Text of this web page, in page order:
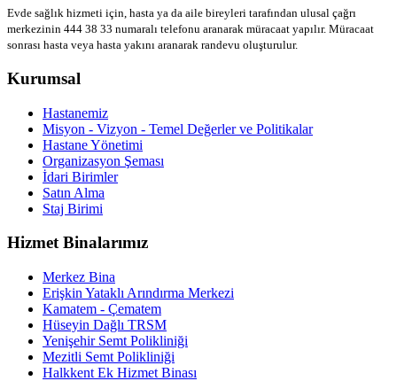
Evde sağlık hizmeti için, hasta ya da aile bireyleri tarafından ulusal çağrı
merkezinin 444 38 33 numaralı telefonu aranarak müracaat yapılır. Müracaat
sonrası hasta veya hasta yakını aranarak randevu oluşturulur.
Kurumsal
Hastanemiz
Misyon - Vizyon - Temel Değerler ve Politikalar
Hastane Yönetimi
Organizasyon Şeması
İdari Birimler
Satın Alma
Staj Birimi
Hizmet Binalarımız
Merkez Bina
Erişkin Yataklı Arındırma Merkezi
Kamatem - Çematem
Hüseyin Dağlı TRSM
Yenişehir Semt Polikliniği
Mezitli Semt Polikliniği
Halkkent Ek Hizmet Binası